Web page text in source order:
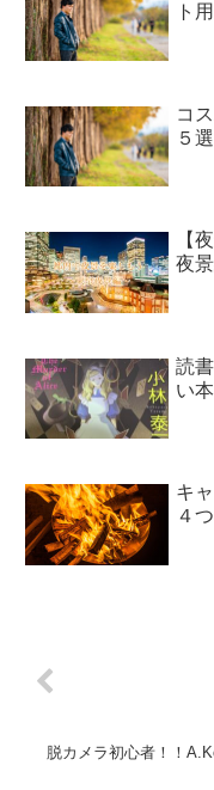
ト
コ
５選
【
夜
読
い
キ
４
脱カメラ初心者！！